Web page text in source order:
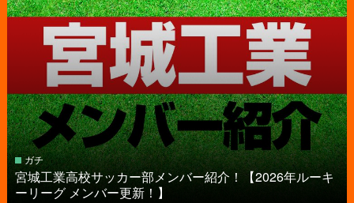
ガチ
宮城工業高校サッカー部メンバー紹介！【2026年ルーキ
ーリーグ メンバー更新！】